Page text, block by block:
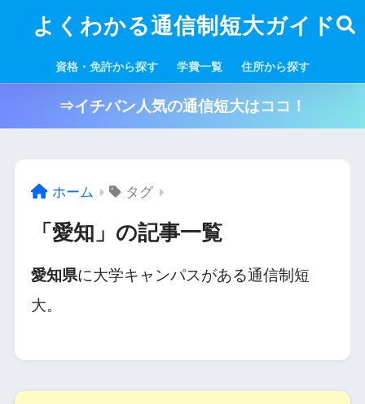
よくわかる通信制短大ガイド
資格・免許から探す 学費一覧 住所から探す
⇒イチバン人気の通信短大はココ！
ホーム タグ
「愛知」の記事一覧
愛知県に大学キャンパスがある通信制短
大。